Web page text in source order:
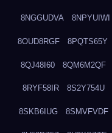
8NGGUDVA 8NPYUIWI
8OUD8RGF 8PQTS65Y
8QJ48I60 8QM6M2QF
8RYF58IR 8S2Y754U
8SKB6IUG 8SMVFVDF